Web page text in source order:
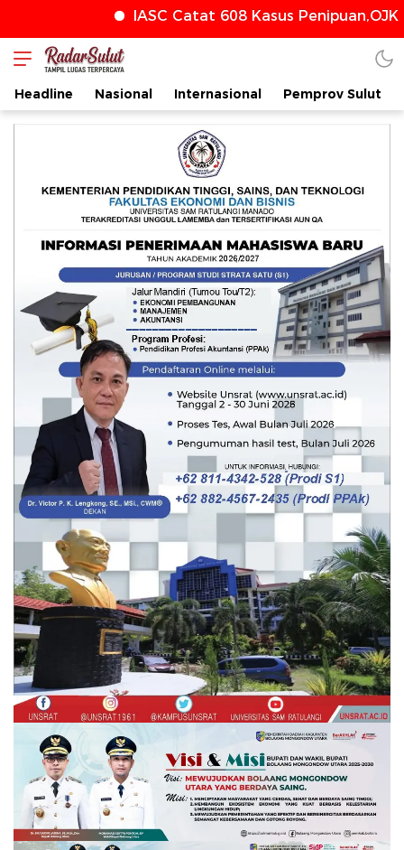
IASC Catat 608 Kasus Penipuan,OJK
radarsulut.com
Headline Nasional Internasional Pemprov Sulut